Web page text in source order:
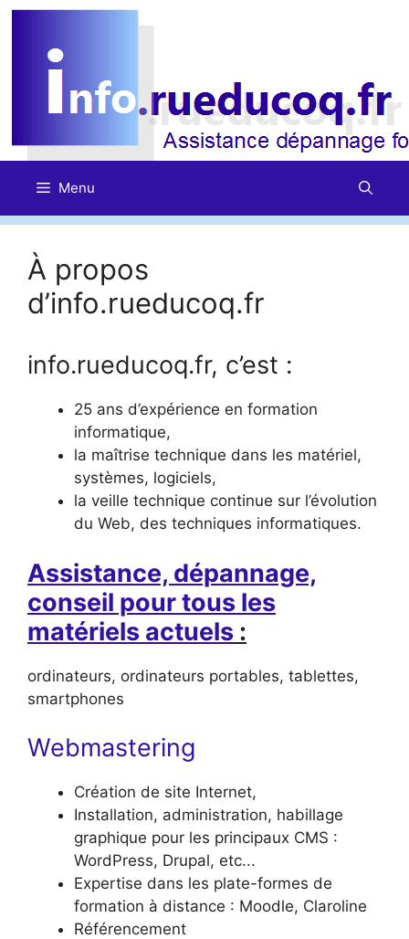
Aller
contenu
Menu
À propos
d’info.rueducoq.fr
info.rueducoq.fr, c’est :
25 ans d’expérience en formation
informatique,
la maîtrise technique dans les matériel,
systèmes, logiciels,
la veille technique continue sur l’évolution
du Web, des techniques informatiques.
Assistance, dépannage,
conseil pour tous les
matériels actuels :
ordinateurs, ordinateurs portables, tablettes,
smartphones
Webmastering
Création de site Internet,
Installation, administration, habillage
graphique pour les principaux CMS :
WordPress, Drupal, etc...
Expertise dans les plate-formes de
formation à distance : Moodle, Claroline
Référencement